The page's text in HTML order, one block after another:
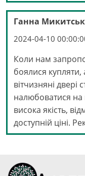
Ганна
2024-04-10
Коли нам
боялися
вітчизняні двері
налюбоватися на
висока якість,
доступній ціні.